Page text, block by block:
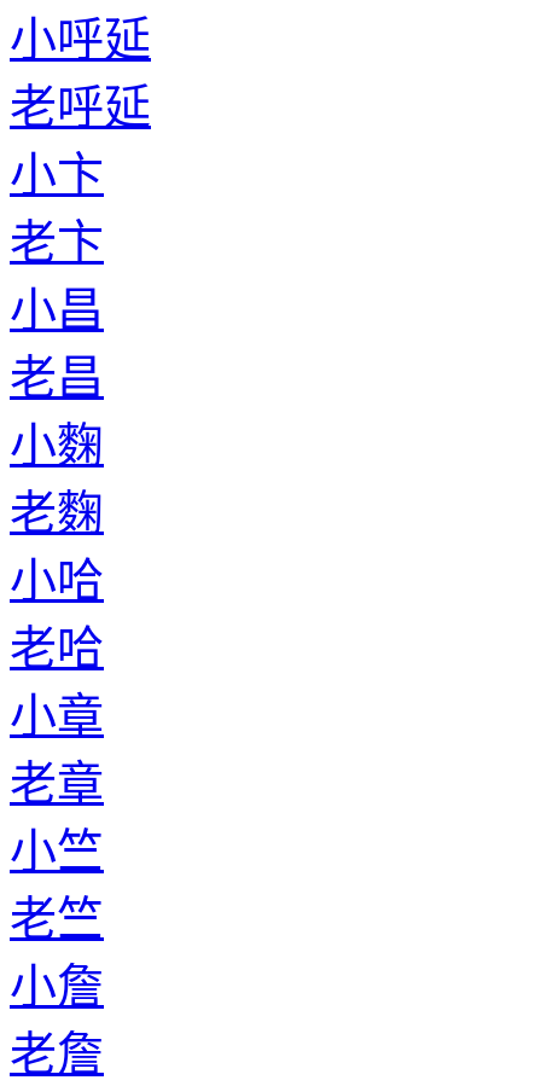
小呼延
老呼延
小卞
老卞
小昌
老昌
小麴
老麴
小哈
老哈
小章
老章
小竺
老竺
小詹
老詹